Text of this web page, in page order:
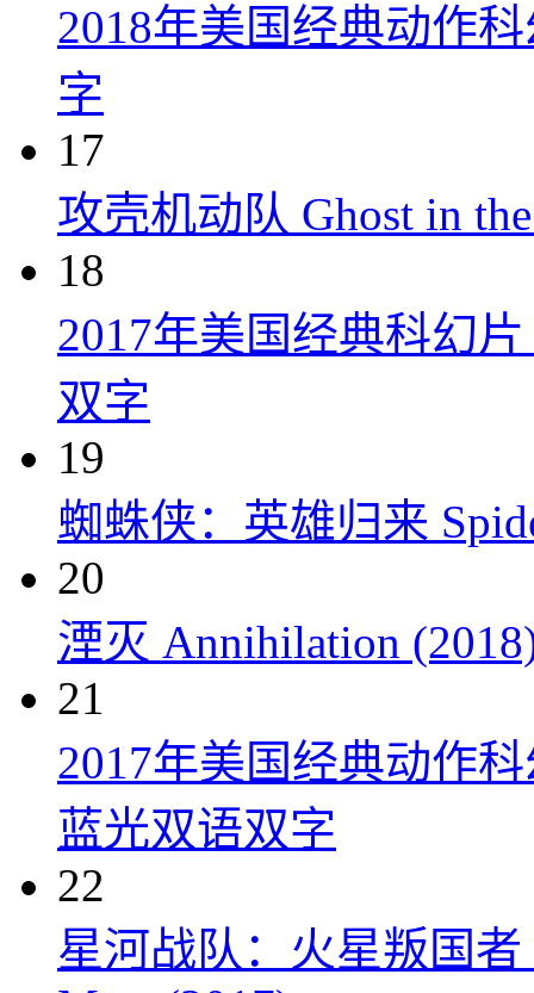
2018年美国经典动作
字
17
攻壳机动队 Ghost in
18
2017年美国经典科幻
双字
19
蜘蛛侠：英雄归来
20
湮灭 Annihilation
21
2017年美国经典动作
蓝光双语双字
22
星河战队：火星叛国者